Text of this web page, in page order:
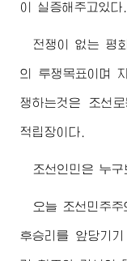
이 실증해주고있다.
전쟁이 없는 평
의 투쟁목표이며
쟁하는것은 조선
적립장이다.
조선인민은 누구
오늘 조선민주주
후승리를 앞당기